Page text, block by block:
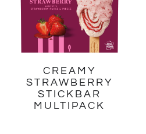
CREAMY
STRAWBERRY
STICKBAR
MULTIPACK